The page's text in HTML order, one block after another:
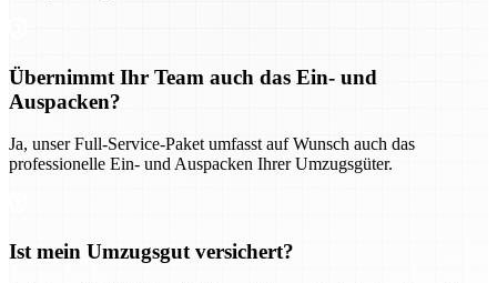
Übernimmt Ihr Team auch das Ein- und
Auspacken?
Ja, unser Full-Service-Paket umfasst auf Wunsch auch das
professionelle Ein- und Auspacken Ihrer Umzugsgüter.
Ist mein Umzugsgut versichert?